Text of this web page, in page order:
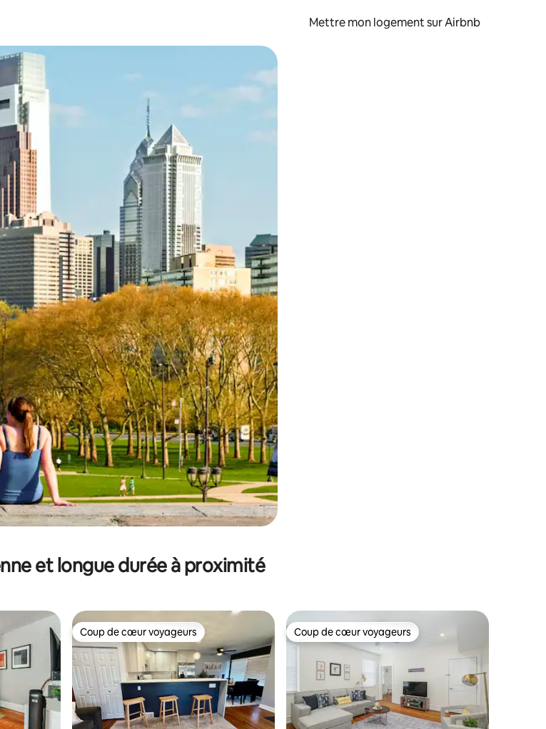
Mettre mon logement sur Airbnb
bas pour les parcourir ou en appuyant et en faisant glisser.
et longue durée à proximité
Coup de cœur voyageurs
Coup de cœur voyageurs Coup de cœur voyageurs
Coup de cœur voyageurs